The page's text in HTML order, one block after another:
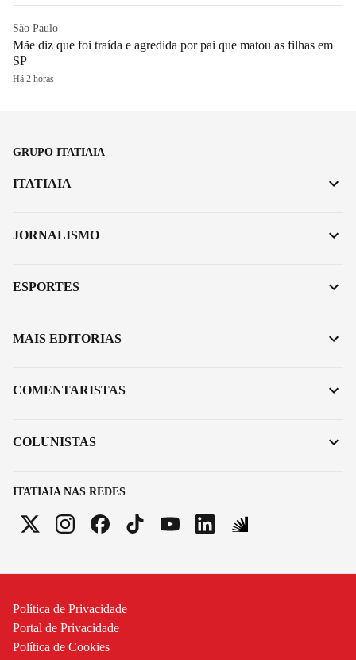
São Paulo
Mãe diz que foi traída e agredida por pai que matou as filhas em
SP
Há 2 horas
GRUPO ITATIAIA
ITATIAIA NAS REDES
ITATIAIA
JORNALISMO
ESPORTES
MAIS EDITORIAS
COMENTARISTAS
COLUNISTAS
Política de Privacidade
Portal de Privacidade
Política de Cookies